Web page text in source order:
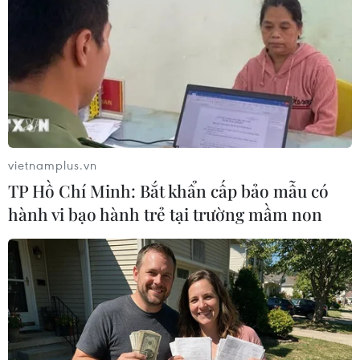
TIN LIÊN QUAN
vietnamplus.vn
TP Hồ Chí Minh: Bắt khẩn cấp bảo mẫu có
hành vi bạo hành trẻ tại trường mầm non